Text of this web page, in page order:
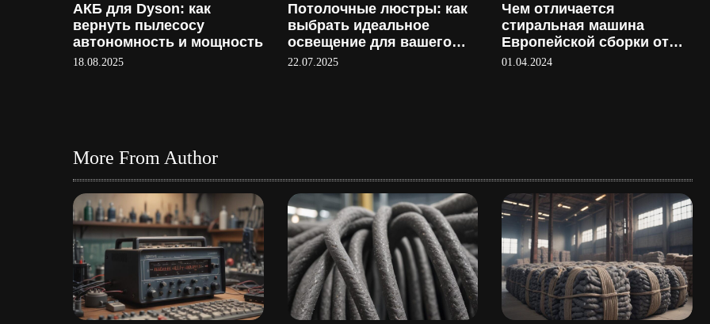
с
я
АКБ для Dyson: как
вернуть пылесосу
автономность и мощность
18.08.2025
Потолочные люстры: как
выбрать идеальное
освещение для вашего
интерьера
22.07.2025
Чем отличается
стиральная машина
Европейской сборки от
Российской?
01.04.2024
More From Author